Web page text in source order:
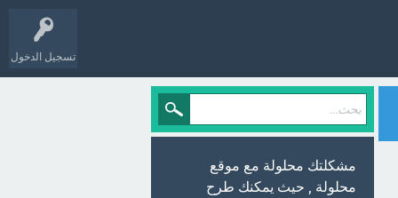
تسجيل الدخول
مشكلتك محلولة مع موقع
محلولة , حيث يمكنك طرح